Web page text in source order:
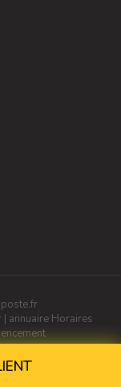
| annuaire Horaires